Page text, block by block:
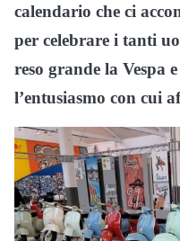
calendario che ci
per celebrare i tanti
reso grande la Vespa
l’entusiasmo con cui